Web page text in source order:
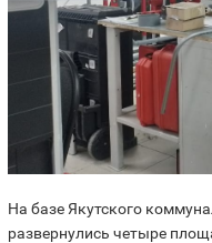
На базе Якутского
развернулись четыре